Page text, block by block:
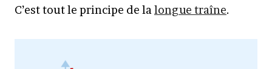
C’est tout le principe de la longue traîne.